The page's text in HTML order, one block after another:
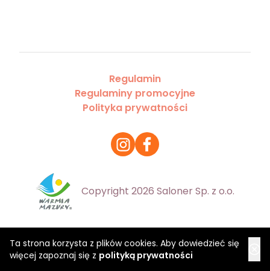
Ta strona korzysta z plików cookies. Aby dowiedzieć się
więcej zapoznaj się z polityką prywatności
Regulamin
Regulaminy promocyjne
Polityka prywatności
Copyright 2026 Saloner Sp. z o.o.